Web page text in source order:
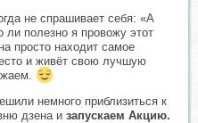
не спрашивает себя: «А
ли полезно я провожу этот
просто находит самое
и живёт свою лучшую
немного приблизиться к
дзена и запускаем Акцию.